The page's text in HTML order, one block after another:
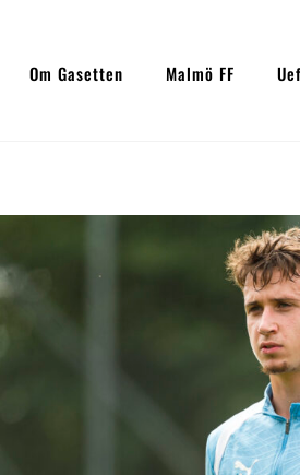
SearchOm Gasetten Malmö FF